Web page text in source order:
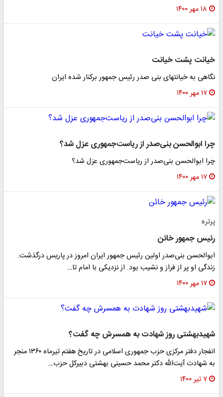
۱۸ مهر ۱۴۰۰
خیانت پشت خیانت
نگاهی به خیانتهای بنی صدر رئیس جمهور برکنار شده ایران
۱۷ مهر ۱۴۰۰
چرا ابوالحسن بنی‌صدر از ریاست‌جمهوری عزل شد؟
چرا ابوالحسن بنی‌صدر از ریاست‌جمهوری عزل شد؟
۱۷ مهر ۱۴۰۰
پرتره
رئیس جمهور خائن
ابوالحسن بنی‌صدر اولین رئیس جمهور ایران امروز در پاریس درگذشت.
زندگی او پر از فراز و نشیب بود. از نزدیکی با امام تا…
۱۷ مهر ۱۴۰۰
شهیدبهشتی روز شهادت به همسرش چه گفت؟
انفجار دفتر مرکزی حزب جمهوری اسلامی در تاریخ هفتم تیرماه ۱۳۶۰ منجر
به شهادت آیت‌الله دکتر محمد حسینی بهشتی دبیرکل حزب…
۷ تیر ۱۴۰۰